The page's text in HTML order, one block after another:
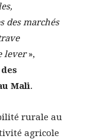
des marchés
lever»,
Mali.
rurale au
agricole